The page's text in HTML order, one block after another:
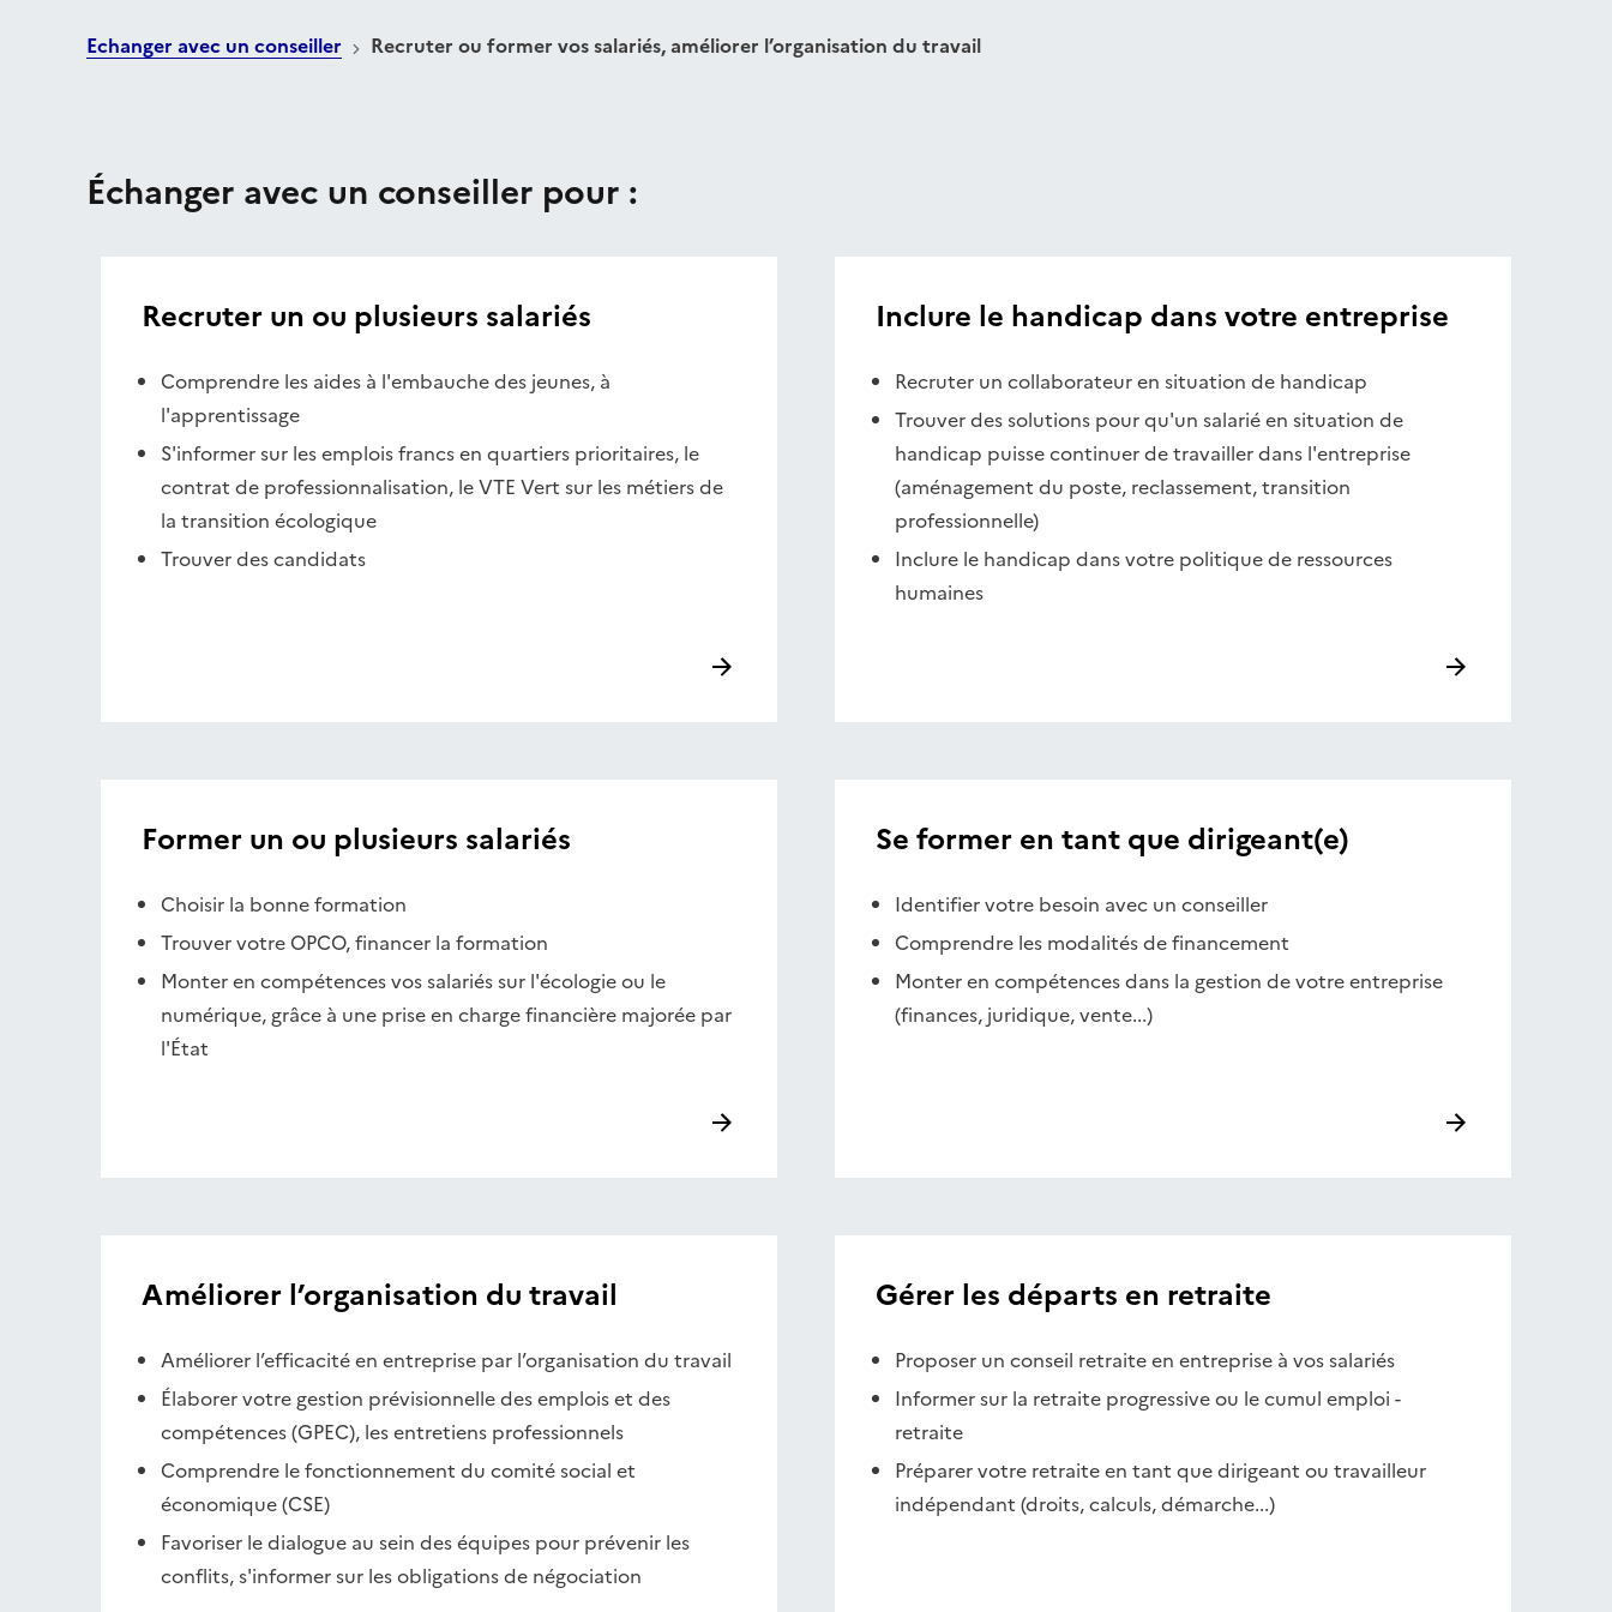
Echanger avec un conseiller Recruter ou former vos salariés, améliorer l’organisation du travail
Échanger avec un conseiller pour :
Recruter un ou plusieurs salariés
Comprendre les aides à l'embauche des jeunes, à
l'apprentissage
S'informer sur les emplois francs en quartiers prioritaires, le
contrat de professionnalisation, le VTE Vert sur les métiers de
la transition écologique
Trouver des candidats
Inclure le handicap dans votre entreprise
Recruter un collaborateur en situation de handicap
Trouver des solutions pour qu'un salarié en situation de
handicap puisse continuer de travailler dans l'entreprise
(aménagement du poste, reclassement, transition
professionnelle)
Inclure le handicap dans votre politique de ressources
humaines
Former un ou plusieurs salariés
Choisir la bonne formation
Trouver votre OPCO, financer la formation
Monter en compétences vos salariés sur l'écologie ou le
numérique, grâce à une prise en charge financière majorée par
l'État
Se former en tant que dirigeant(e)
Identifier votre besoin avec un conseiller
Comprendre les modalités de financement
Monter en compétences dans la gestion de votre entreprise
(finances, juridique, vente...)
Améliorer l’organisation du travail
Améliorer l’efficacité en entreprise par l’organisation du travail
Élaborer votre gestion prévisionnelle des emplois et des
compétences (GPEC), les entretiens professionnels
Comprendre le fonctionnement du comité social et
économique (CSE)
Favoriser le dialogue au sein des équipes pour prévenir les
conflits, s'informer sur les obligations de négociation
Gérer les départs en retraite
Proposer un conseil retraite en entreprise à vos salariés
Informer sur la retraite progressive ou le cumul emploi -
retraite
Préparer votre retraite en tant que dirigeant ou travailleur
indépendant (droits, calculs, démarche...)